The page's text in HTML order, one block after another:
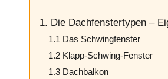
1. Die Dachfenstertypen –
1.1 Das Schwingfenster
1.2 Klapp-Schwing-Fenster
1.3 Dachbalkon